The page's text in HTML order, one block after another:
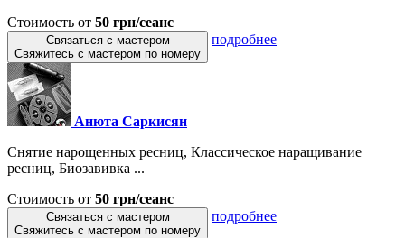
Стоимость от 50 грн/сеанс
Связаться с мастером
Свяжитесь с мастером по номеру
подробнее
Анюта Саркисян
Снятие нарощенных ресниц, Классическое наращивание
ресниц, Биозавивка ...
Стоимость от 50 грн/сеанс
Связаться с мастером
Свяжитесь с мастером по номеру
подробнее